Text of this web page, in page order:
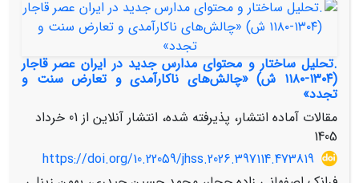
.تحلیل ساختار و محتوای مدارس جدید در ایران عصر قاجار
(۱۳۰۴-۱۱۸۰ ش) «چالش‌های ناکارآمدی و تعارض سنت و
تجدد»
مقالات آماده انتشار، پذیرفته شده، انتشار آنلاین از
01 خرداد
1405
https://doi.org/10.22059/jhss.2026.397114.473819